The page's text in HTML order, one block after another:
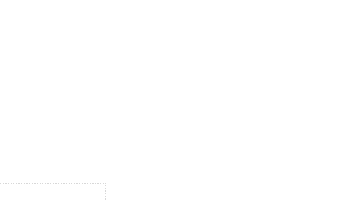
るときの手順や注意点について紹介